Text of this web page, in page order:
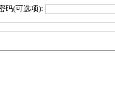
码(可选项):